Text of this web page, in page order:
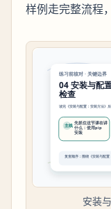
样例走完整流程
安装